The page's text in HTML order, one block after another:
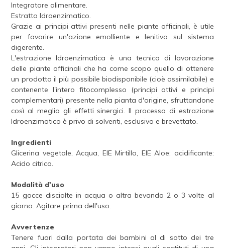
Integratore alimentare.
Estratto Idroenzimatico.
Grazie ai principi attivi presenti nelle piante officinali, è utile
per favorire un'azione emolliente e lenitiva sul sistema
digerente.
L'estrazione Idroenzimatica è una tecnica di lavorazione
delle piante officinali che ha come scopo quello di ottenere
un prodotto il più possibile biodisponibile (cioè assimilabile) e
contenente l'intero fitocomplesso (principi attivi e principi
complementari) presente nella pianta d'origine, sfruttandone
così al meglio gli effetti sinergici. Il processo di estrazione
Idroenzimatico è privo di solventi, esclusivo e brevettato.
Ingredienti
Glicerina vegetale, Acqua, EIE Mirtillo, EIE Aloe; acidificante:
Acido citrico.
Modalità d'uso
15 gocce disciolte in acqua o altra bevanda 2 o 3 volte al
giorno. Agitare prima dell'uso.
Avvertenze
Tenere fuori dalla portata dei bambini al di sotto dei tre